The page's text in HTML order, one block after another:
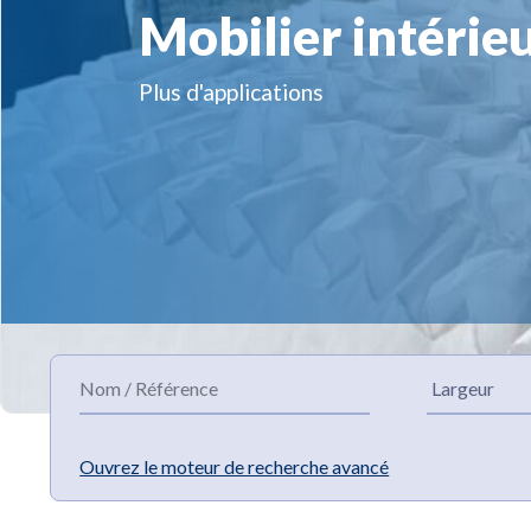
Mobilier
Plus d'applications
Ouvrez le moteur de recherche avancé